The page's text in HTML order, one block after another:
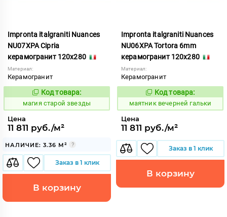
Impronta italgraniti Nuances
NU07XPA Cipria
керамогранит 120x280
Материал:
Керамогранит
918404
Код товара:
магия старой звезды
Цена
11 811 руб./м²
НАЛИЧИЕ: 3.36 М²
Заказ в 1 клик
В корзину
Impronta italgraniti Nuances
NU06XPA Tortora 6mm
керамогранит 120x280
Материал:
Керамогранит
923390
Код товара:
маятник вечерней гальки
Цена
11 811 руб./м²
Заказ в 1 клик
В корзину